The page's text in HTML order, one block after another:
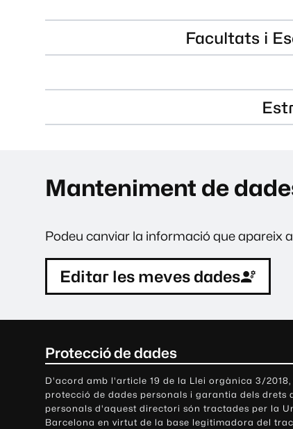
Facultats i
Manteniment de
Podeu canviar la informació que apareix
Editar les meves dades
Protecció de dades
D'acord amb l'article 19 de la Llei orgànica 3/2018,
protecció de dades personals i garantia dels drets
personals d'aquest directori són tractades per la
Barcelona en virtut de la base legitimadora del